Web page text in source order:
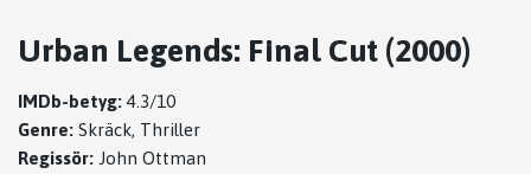
Urban Legends: Final Cut (2000)
IMDb-betyg:4.3/10
Genre: Skräck, Thriller
Regissör: John Ottman